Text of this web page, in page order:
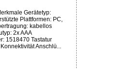
Gerätetyp:
Plattformen: PC,
kabellos
2x AAA
1518470 Tastatur
Anschlü...